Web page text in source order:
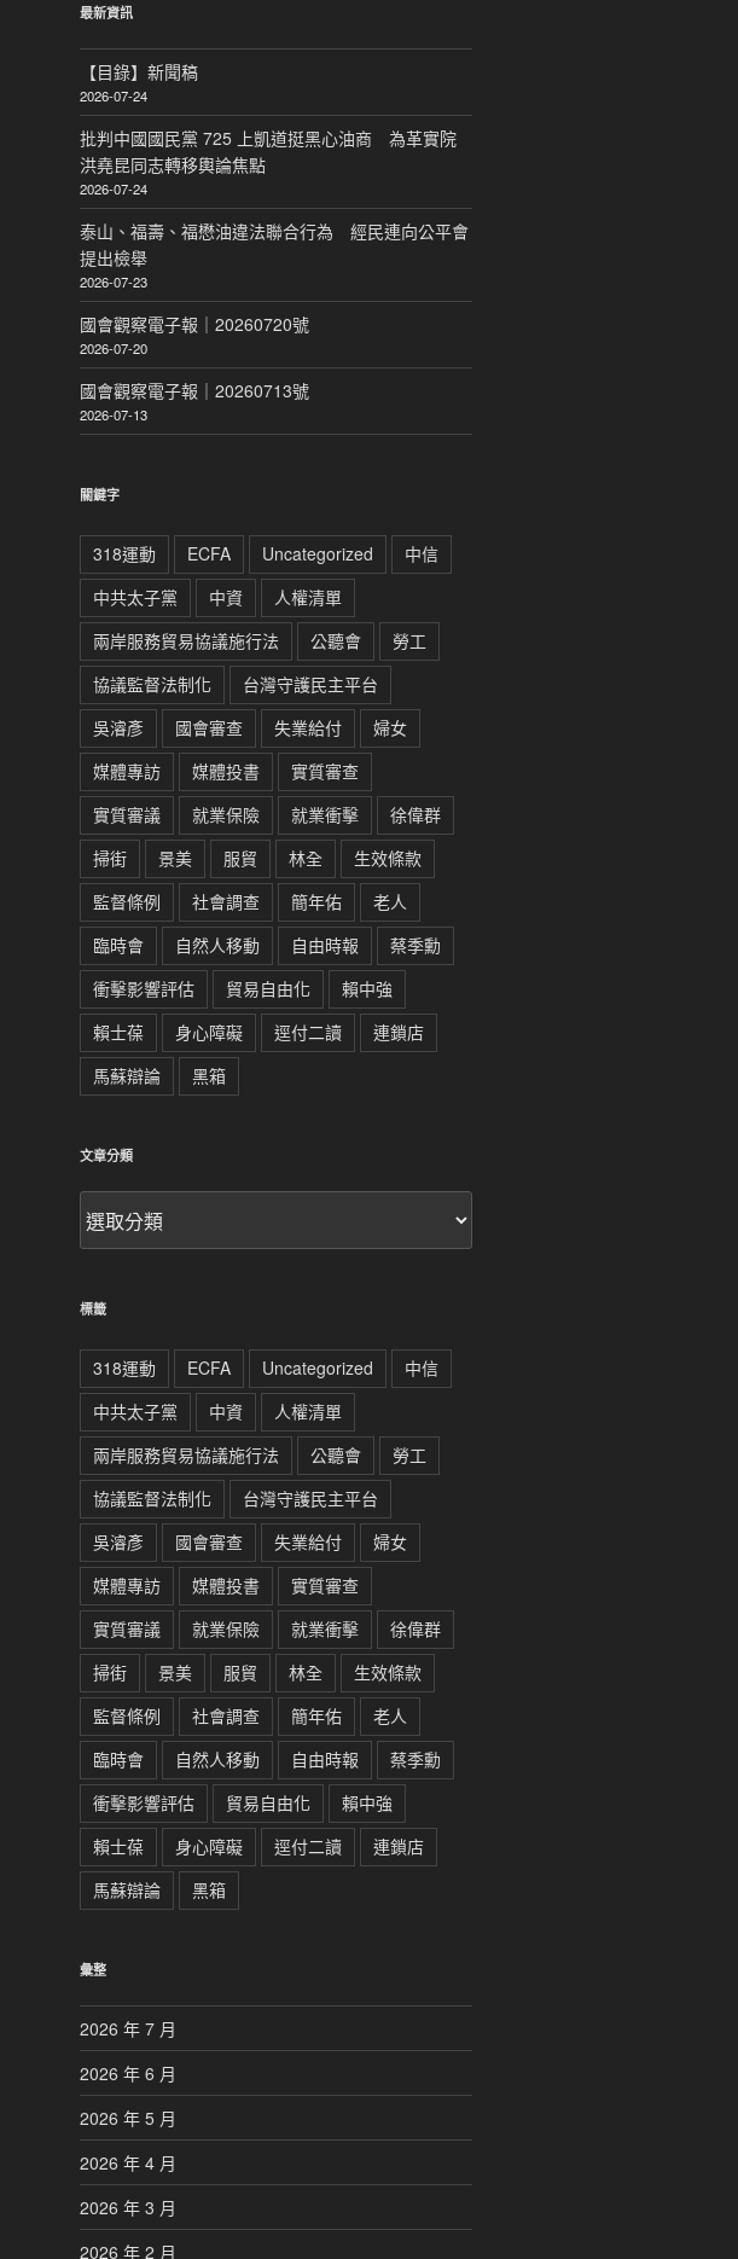
字:
最新資訊
【目錄】新聞稿
2026-07-24
批判中國國民黨 725 上凱道挺黑心油商 為革實院
洪堯昆同志轉移輿論焦點
2026-07-24
泰山、福壽、福懋油違法聯合行為 經民連向公平會
提出檢舉
2026-07-23
國會觀察電子報｜20260720號
2026-07-20
國會觀察電子報｜20260713號
2026-07-13
關鍵字
318運動 ECFA Uncategorized
中信
中共太子黨
中資
人權清單
兩岸服務貿易協議施行法
公聽會
勞工
協議監督法制化
台灣守護民主平台
吳濬彥
國會審查 失業給付
婦女
媒體專訪
媒體投書
實質審查
實質審議
就業保險 就業衝擊
徐偉群
掃街
景美 服貿 林全
生效條款
監督條例
社會調查 簡年佑
老人
臨時會
自然人移動 自由時報
蔡季勳
衝擊影響評估
貿易自由化
賴中強
賴士葆
身心障礙 逕付二讀
連鎖店
馬蘇辯論
黑箱
文章分類
章
分
標籤
318運動 ECFA Uncategorized
中信
中共太子黨
中資
人權清單
兩岸服務貿易協議施行法
公聽會
勞工
協議監督法制化
台灣守護民主平台
吳濬彥
國會審查 失業給付
婦女
媒體專訪
媒體投書
實質審查
實質審議
就業保險 就業衝擊
徐偉群
掃街
景美 服貿 林全
生效條款
監督條例
社會調查 簡年佑
老人
臨時會
自然人移動 自由時報
蔡季勳
衝擊影響評估
貿易自由化
賴中強
賴士葆
身心障礙 逕付二讀
連鎖店
馬蘇辯論
黑箱
彙整
2026 年 7 月
2026 年 6 月
2026 年 5 月
2026 年 4 月
2026 年 3 月
2026 年 2 月